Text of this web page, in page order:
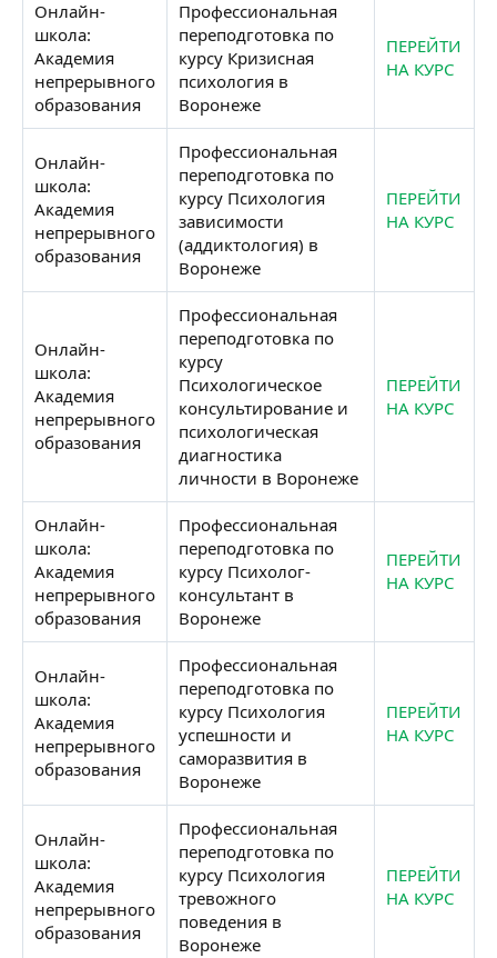
Онлайн-
школа:
Академия
непрерывного
образования
Профессиональная
переподготовка по
курсу Кризисная
психология в
Воронеже
ПЕРЕЙТИ
НА КУРС
Онлайн-
школа:
Академия
непрерывного
образования
Профессиональная
переподготовка по
курсу Психология
зависимости
(аддиктология) в
Воронеже
ПЕРЕЙТИ
НА КУРС
Онлайн-
школа:
Академия
непрерывного
образования
Профессиональная
переподготовка по
курсу
Психологическое
консультирование и
психологическая
диагностика
личности в Воронеже
ПЕРЕЙТИ
НА КУРС
Онлайн-
школа:
Академия
непрерывного
образования
Профессиональная
переподготовка по
курсу Психолог-
консультант в
Воронеже
ПЕРЕЙТИ
НА КУРС
Онлайн-
школа:
Академия
непрерывного
образования
Профессиональная
переподготовка по
курсу Психология
успешности и
саморазвития в
Воронеже
ПЕРЕЙТИ
НА КУРС
Онлайн-
школа:
Академия
непрерывного
образования
Профессиональная
переподготовка по
курсу Психология
тревожного
поведения в
Воронеже
ПЕРЕЙТИ
НА КУРС